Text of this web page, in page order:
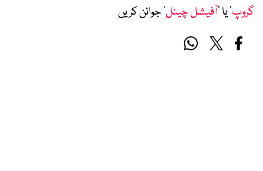
گروپ‘ یا ’آفیشل چینل‘ جوائن کریں